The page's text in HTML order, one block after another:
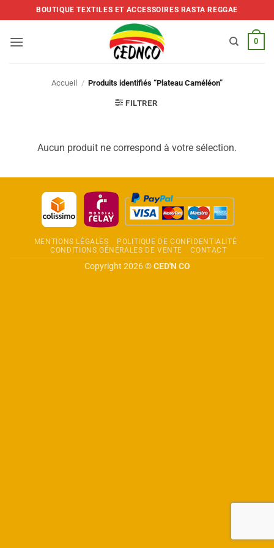
to
BOUTIQUE TEXTILES ET ACCESSOIRES RASTA REGGAE
0
Accueil / Produits identifiés “Plateau Caméléon”
FILTRER
Aucun produit ne correspond à votre sélection.
MENTIONS LÉGALES
POLITIQUE DE CONFIDENTIALITÉ
CONDITIONS GÉNÉRALES DE VENTE
CONTACT
Copyright 2026 ©CED'N CO